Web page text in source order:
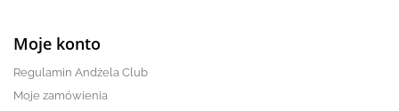
Moje konto
Regulamin Andżela Club
Moje zamówienia